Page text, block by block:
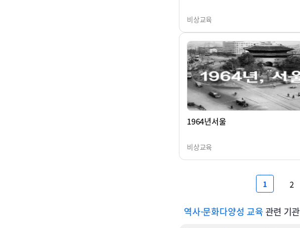
비상교육
1964년서울
비상교육
1 2
역사·문화다양성 교육관련 기관